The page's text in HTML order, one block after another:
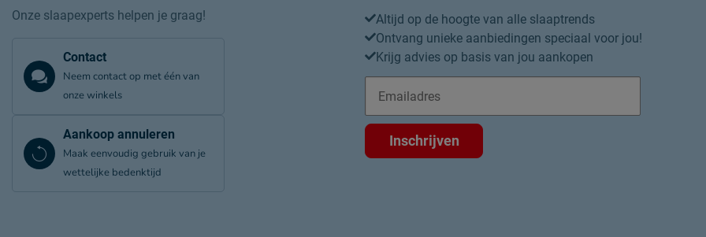
Anti huisstofmijt
Koppelbaar
Onze slaapexperts helpen je graag!
Contact
Neem contact op met één van
onze winkels
Aankoop annuleren
Maak eenvoudig gebruik van je
wettelijke bedenktijd
Altijd op de hoogte van alle slaaptrends
Ontvang unieke aanbiedingen speciaal voor jou!
Krijg advies op basis van jou aankopen
Inschrijven